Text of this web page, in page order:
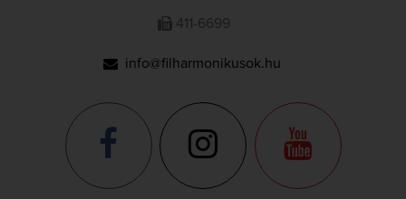
411-6699
info@filharmonikusok.hu